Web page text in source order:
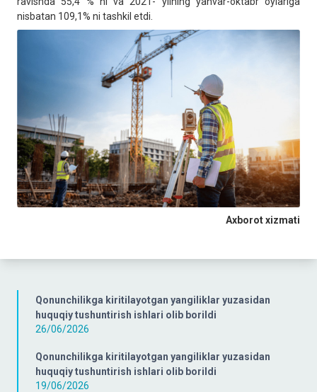
Qonunchilikga kiritilayotgan yangiliklar yuzasidan
huquqiy tushuntirish ishlari olib borildi
26/06/2026
Qonunchilikga kiritilayotgan yangiliklar yuzasidan
huquqiy tushuntirish ishlari olib borildi
19/06/2026
nisbatan 109,1% ni tashkil etdi.
Axborot xizmati